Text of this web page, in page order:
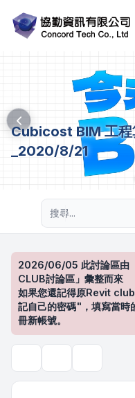
Cubicost BIM 工程
_2020/8/21
2026/06/05 此討論區由
CLUB討論區」彙整而來
如果您還記得原Revit
記自己的密碼"，填寫當時
冊新帳號。